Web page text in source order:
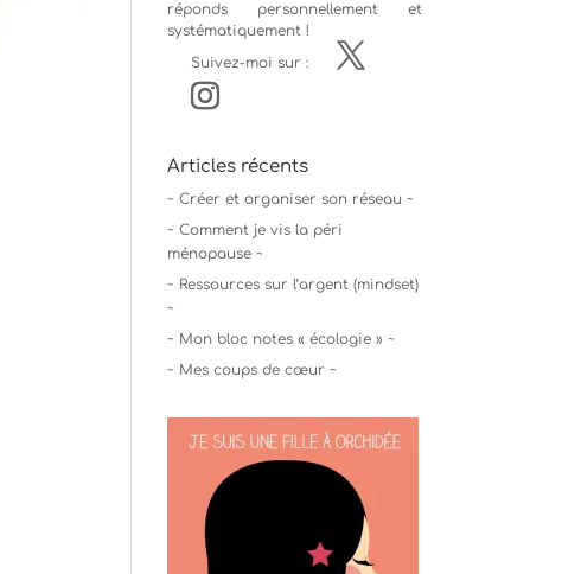
réponds personnellement et
systématiquement !
Suivez-moi sur :
Articles récents
~ Créer et organiser son réseau ~
~ Comment je vis la péri
ménopause ~
~ Ressources sur l’argent (mindset)
~
~ Mon bloc notes « écologie » ~
~ Mes coups de cœur ~